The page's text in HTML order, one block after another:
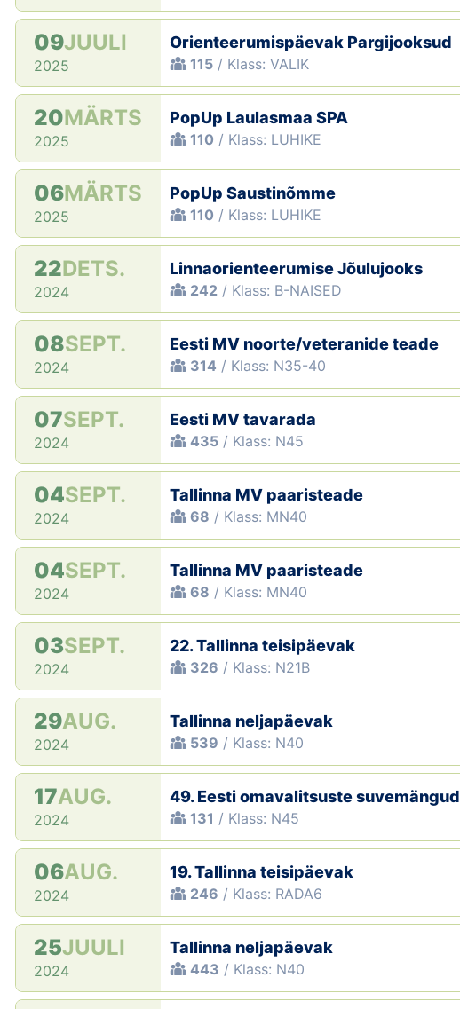
09JUULI
2025
Orienteerumispäevak Pargijooksud
115 / Klass: VALIK
20MÄRTS
2025
PopUp Laulasmaa SPA
110 / Klass: LUHIKE
06MÄRTS
2025
PopUp Saustinõmme
110 / Klass: LUHIKE
22DETS.
2024
Linnaorienteerumise Jõulujooks
242 / Klass: B-NAISED
08SEPT.
2024
Eesti MV noorte/veteranide teade
314 / Klass: N35-40
07SEPT.
2024
Eesti MV tavarada
435 / Klass: N45
04SEPT.
2024
Tallinna MV paaristeade
68 / Klass: MN40
04SEPT.
2024
Tallinna MV paaristeade
68 / Klass: MN40
03SEPT.
2024
22. Tallinna teisipäevak
326 / Klass: N21B
29AUG.
2024
Tallinna neljapäevak
539 / Klass: N40
17AUG.
2024
49. Eesti omavalitsuste suvemängud
131 / Klass: N45
06AUG.
2024
19. Tallinna teisipäevak
246 / Klass: RADA6
25JUULI
2024
Tallinna neljapäevak
443 / Klass: N40